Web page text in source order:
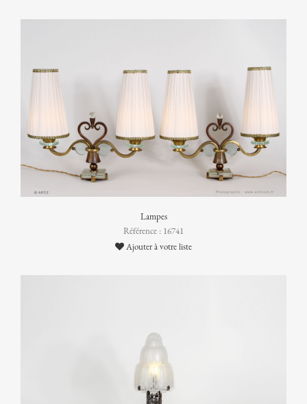
Lampes
Référence : 16741
Ajouter à votre liste